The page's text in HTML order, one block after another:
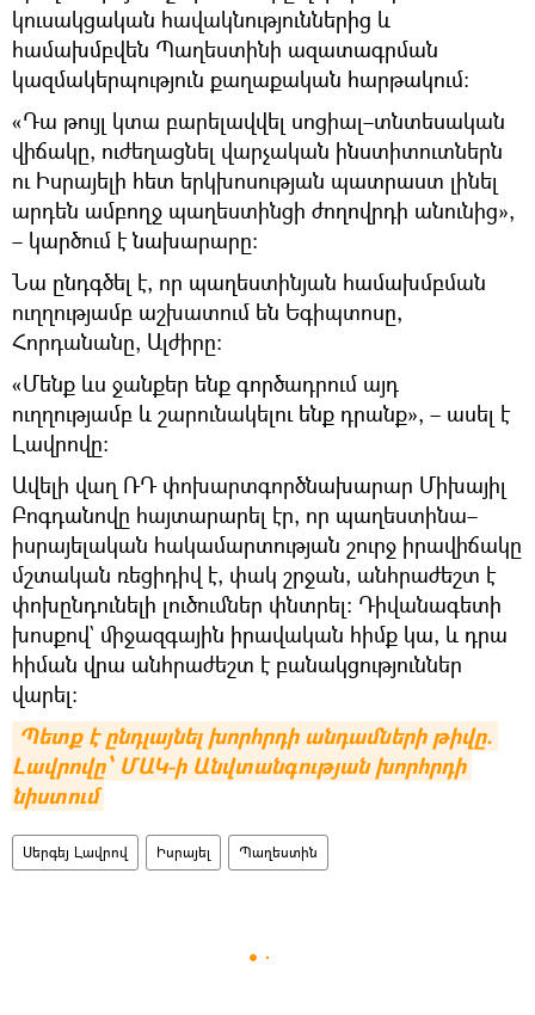
կուսակցական հավակնություններից և
համախմբվեն Պաղեստինի ազատագրման
կազմակերպություն քաղաքական հարթակում։
«Դա թույլ կտա բարելավվել սոցիալ–տնտեսական
վիճակը, ուժեղացնել վարչական ինստիտուտներն
ու Իսրայելի հետ երկխոսության պատրաստ լինել
արդեն ամբողջ պաղեստինցի ժողովրդի անունից»,
– կարծում է նախարարը։
Նա ընդգծել է, որ պաղեստինյան համախմբման
ուղղությամբ աշխատում են Եգիպտոսը,
Հորդանանը, Ալժիրը։
«Մենք ևս ջանքեր ենք գործադրում այդ
ուղղությամբ և շարունակելու ենք դրանք», – ասել է
Լավրովը։
Ավելի վաղ ՌԴ փոխարտգործնախարար Միխայիլ
Բոգդանովը հայտարարել էր, որ պաղեստինա–
իսրայելական հակամարտության շուրջ իրավիճակը
մշտական ռեցիդիվ է, փակ շրջան, անհրաժեշտ է
փոխընդունելի լուծումներ փնտրել։ Դիվանագետի
խոսքով` միջազգային իրավական հիմք կա, և դրա
հիման վրա անհրաժեշտ է բանակցություններ
վարել։
Պետք է ընդլայնել խորհրդի անդամների թիվը.
Լավրովը՝ ՄԱԿ-ի Անվտանգության խորհրդի
նիստում
Սերգեյ Լավրով Իսրայել Պաղեստին